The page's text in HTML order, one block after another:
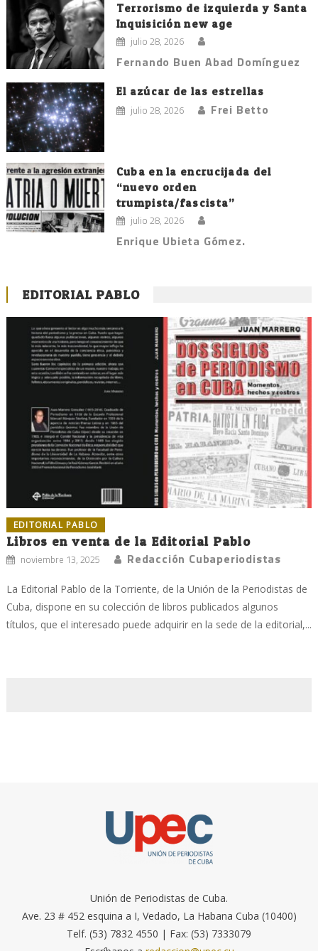
Terrorismo de izquierda y Santa
Inquisición new age
julio 28, 2026
Fernando Buen Abad Domínguez
El azúcar de las estrellas
julio 28, 2026 Frei Betto
Cuba en la encrucijada del
“nuevo orden
trumpista/fascista”
julio 28, 2026
Enrique Ubieta Gómez.
EDITORIAL PABLO
EDITORIAL PABLO
Libros en venta de la Editorial Pablo
noviembre 13, 2025 Redacción Cubaperiodistas
La Editorial Pablo de la Torriente, de la Unión de la Periodistas de
Cuba, dispone en su colección de libros publicados algunos
títulos, que el interesado puede adquirir en la sede de la editorial,...
Unión de Periodistas de Cuba.
Ave. 23 # 452 esquina a I, Vedado, La Habana Cuba (10400)
Telf. (53) 7832 4550 | Fax: (53) 7333079